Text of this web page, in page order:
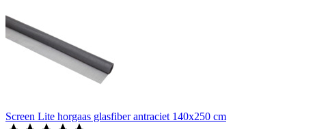
Screen Lite horgaas glasfiber antraciet 140x250 cm